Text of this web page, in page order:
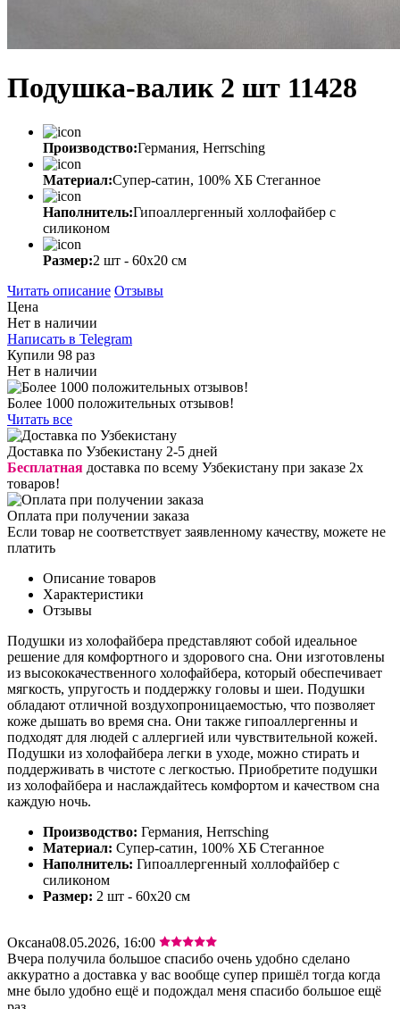
Подушка-валик 2 шт 11428
Производство:Германия, Herrsching
Материал:Супер-сатин, 100% ХБ Стеганное
Наполнитель:Гипоаллергенный холлофайбер с
силиконом
Размер:2 шт - 60х20 см
Читать описание Отзывы
Цена
Нет в наличии
Написать в Telegram
Купили 98 раз
Нет в наличии
Более 1000 положительных отзывов!
Читать все
Доставка по Узбекистану 2-5 дней
Бесплатная доставка по всему Узбекистану при заказе 2х
товаров!
Оплата при получении заказа
Если товар не соответствует заявленному качеству, можете не
платить
Описание товаров
Характеристики
Отзывы
Подушки из холофайбера представляют собой идеальное
решение для комфортного и здорового сна. Они изготовлены
из высококачественного холофайбера, который обеспечивает
мягкость, упругость и поддержку головы и шеи. Подушки
обладают отличной воздухопроницаемостью, что позволяет
коже дышать во время сна. Они также гипоаллергенны и
подходят для людей с аллергией или чувствительной кожей.
Подушки из холофайбера легки в уходе, можно стирать и
поддерживать в чистоте с легкостью. Приобретите подушки
из холофайбера и наслаждайтесь комфортом и качеством сна
каждую ночь.
Производство: Германия, Herrsching
Материал: Супер-сатин, 100% ХБ Стеганное
Наполнитель: Гипоаллергенный холлофайбер с
силиконом
Размер: 2 шт - 60х20 см
Оксана08.05.2026, 16:00
Вчера получила большое спасибо очень удобно сделано
аккуратно а доставка у вас вообще супер пришёл тогда когда
мне было удобно ещё и подождал меня спасибо большое ещё